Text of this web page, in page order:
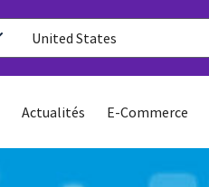
United States
Actualités E-Commerce